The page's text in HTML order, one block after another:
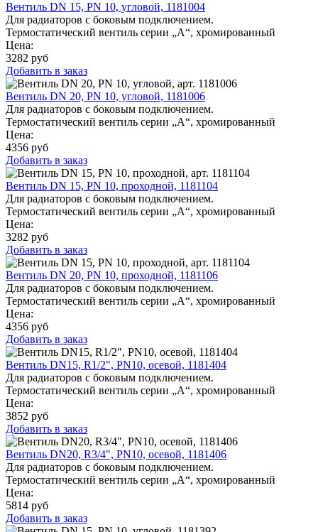
Вентиль DN 15, PN 10, угловой, 1181004
Для радиаторов с боковым подключением.
Термостатический вентиль серии „A“, хромированный
Цена:
3282 руб
Добавить в заказ
Вентиль DN 20, PN 10, угловой, 1181006
Для радиаторов с боковым подключением.
Термостатический вентиль серии „A“, хромированный
Цена:
4356 руб
Добавить в заказ
Вентиль DN 15, PN 10, проходной, 1181104
Для радиаторов с боковым подключением.
Термостатический вентиль серии „A“, хромированный
Цена:
3282 руб
Добавить в заказ
Вентиль DN 20, PN 10, проходной, 1181106
Для радиаторов с боковым подключением.
Термостатический вентиль серии „A“, хромированный
Цена:
4356 руб
Добавить в заказ
Вентиль DN15, R1/2", PN10, осевой, 1181404
Для радиаторов с боковым подключением.
Термостатический вентиль серии „A“, хромированный
Цена:
3852 руб
Добавить в заказ
Вентиль DN20, R3/4", PN10, осевой, 1181406
Для радиаторов с боковым подключением.
Термостатический вентиль серии „A“, хромированный
Цена:
5814 руб
Добавить в заказ